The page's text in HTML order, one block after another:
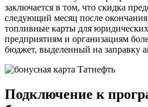
заключается в том, что скидка
следующий месяц после
топливные карты для
предприятиям и организациям
бюджет, выделенный на заправку
Подключение к